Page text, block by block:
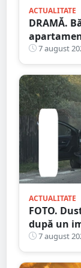
ACTUALITATE
DRAMĂ.
spart ușa
7 august
ACTUALITATE
FOTO.
după un
implicarea
7 august